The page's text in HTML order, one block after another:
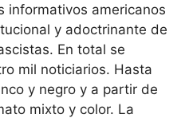
informativos americanos
y adoctrinante de
En total se
mil noticiarios. Hasta
y negro y a partir de
mixto y color. La